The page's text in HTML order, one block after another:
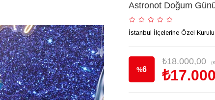
Astronot Doğum
İstanbul İlçelerine Özel
%6
₺18.000,00